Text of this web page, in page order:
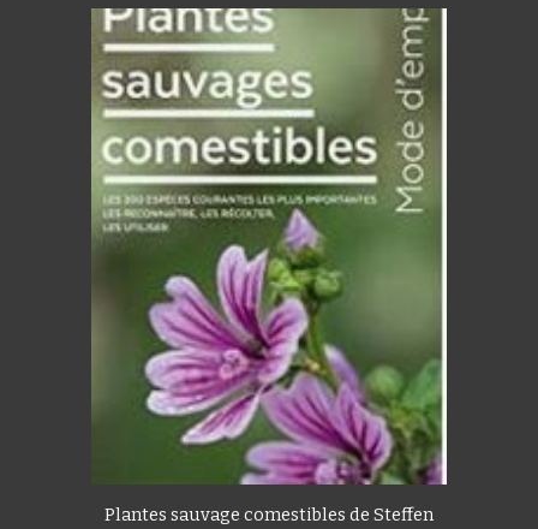
Plantes sauvage comestibles de Steffen